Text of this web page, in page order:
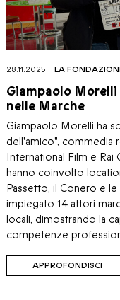
28.11.2025 LA
Giampaolo Morelli
nelle Marche
Giampaolo Morelli ha
dell'amico", commedia
International Film e Rai
hanno coinvolto
Passetto, il Conero e
impiegato 14 attori
locali, dimostrando la
competenze
APPROFONDISCI